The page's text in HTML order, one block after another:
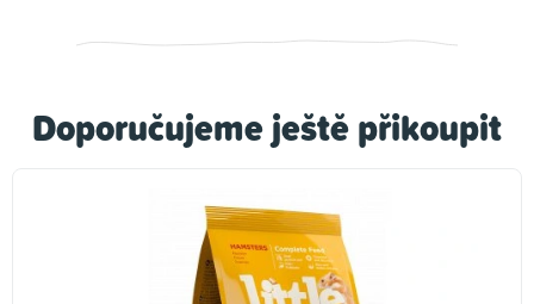
Doporučujeme ještě přikoupit